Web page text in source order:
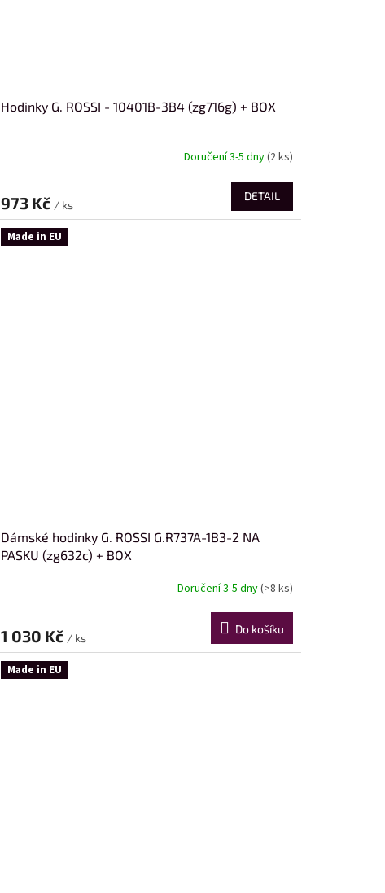
Hodinky G. ROSSI - 10401B-3B4 (zg716g) + BOX
Doručení 3-5 dny(2 ks)
973 Kč / ks
DETAIL
Made in EU
Dámské hodinky G. ROSSI G.R737A-1B3-2 NA
PASKU (zg632c) + BOX
Doručení 3-5 dny(>8 ks)
1 030 Kč / ks
Do košíku
Made in EU